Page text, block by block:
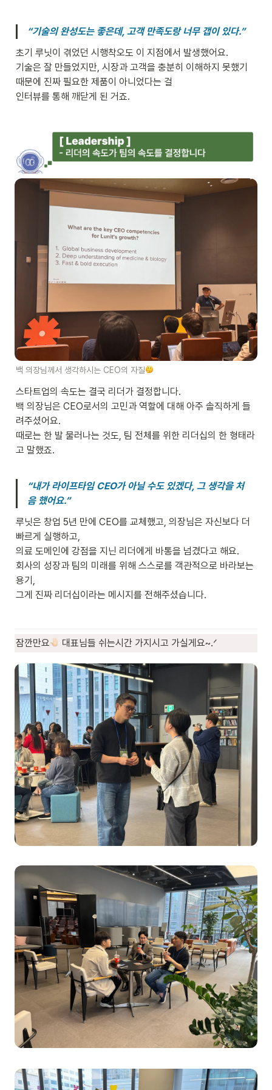
“기술의 완성도는 좋은데, 고객 만족도랑 너무 갭이 있다.”
초기 루닛이 겪었던 시행착오도 이 지점에서 발생했어요.
기술은 잘 만들었지만, 시장과 고객을 충분히 이해하지 못했기
때문에 진짜 필요한 제품이 아니었다는 걸
인터뷰를 통해 깨닫게 된 거죠.
백 의장님께서 생각하시는 CEO의 자질
스타트업의 속도는 결국 리더가 결정합니다.
백 의장님은 CEO로서의 고민과 역할에 대해 아주 솔직하게 들
려주셨어요.
때로는 한 발 물러나는 것도, 팀 전체를 위한 리더십의 한 형태라
고 말했죠.
“내가 라이프타임 CEO가 아닐 수도 있겠다, 그 생각을 처
음 했어요.”
루닛은 창업 5년 만에 CEO를 교체했고, 의장님은 자신보다 더
빠르게 실행하고,
의료 도메인에 강점을 지닌 리더에게 바통을 넘겼다고 해요.
회사의 성장과 팀의 미래를 위해 스스로를 객관적으로 바라보는
용기,
그게 진짜 리더십이라는 메시지를 전해주셨습니다.
잠깐만요 대표님들 쉬는시간 가지시고 가실게요~.ᐟ